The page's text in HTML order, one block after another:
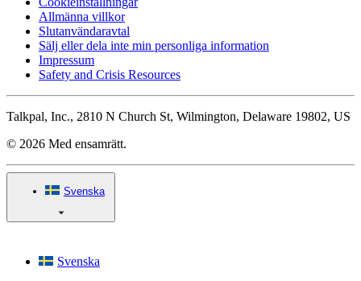
Allmänna villkor
Slutanvändaravtal
Sälj eller dela inte min personliga information
Impressum
Safety and Crisis Resources
Talkpal, Inc., 2810 N Church St, Wilmington, Delaware 19802, US
© 2026 Med ensamrätt.
Svenska
Svenska